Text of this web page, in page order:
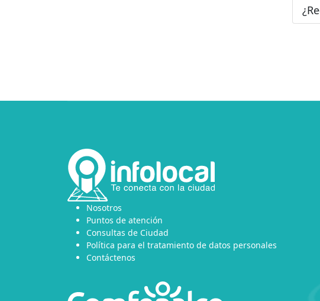
Nosotros
Puntos de atención
Consultas de Ciudad
Política para el tratamiento de datos personales
Contáctenos